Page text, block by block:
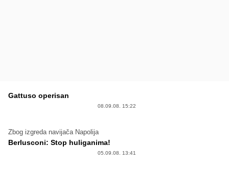
Gattuso operisan
08.09.08. 15:22
Zbog izgreda navijača Napolija
Berlusconi: Stop huliganima!
05.09.08. 13:41